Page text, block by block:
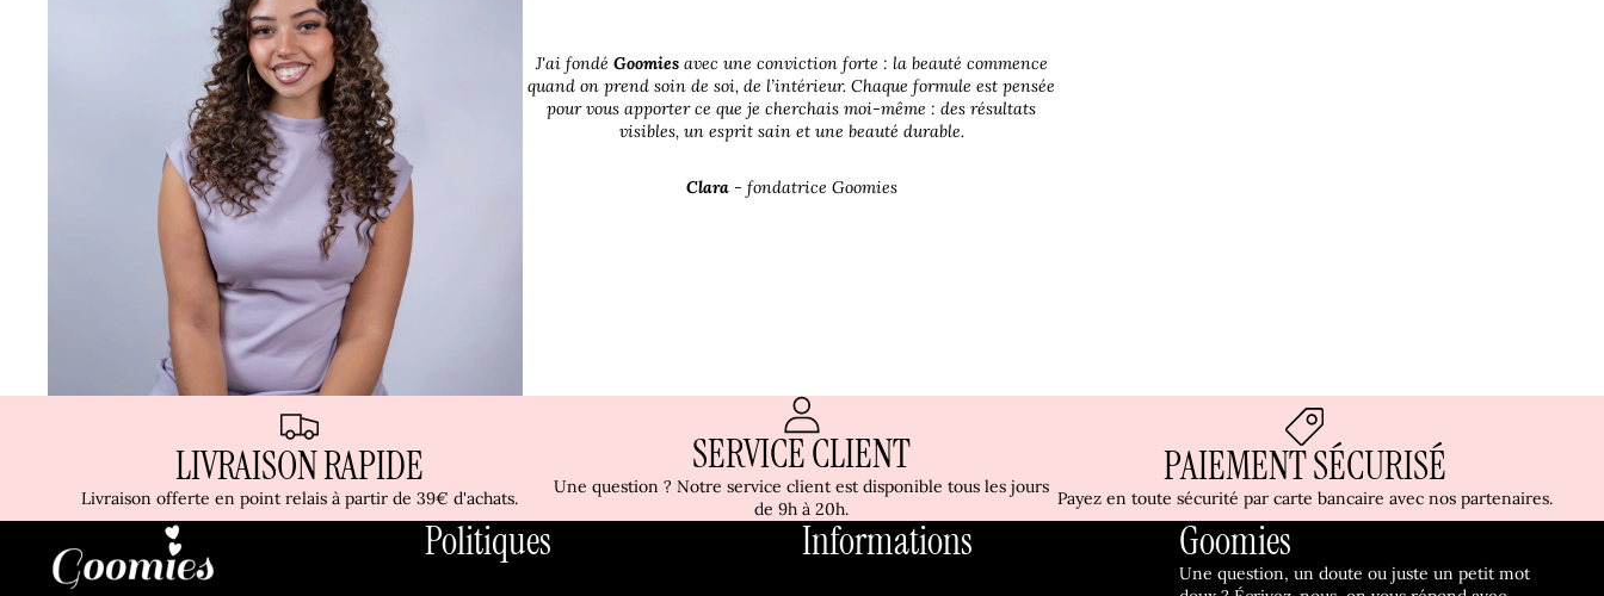
J'ai fondé Goomiesavec une conviction forte : la beauté commence
quand on prend soin de soi, de l’intérieur. Chaque formule est pensée
pour vous apporter ce que je cherchais moi-même : des résultats
visibles, un esprit sain et une beauté durable.
Clara- fondatrice Goomies
LIVRAISON RAPIDE
Livraison offerte en point relais à partir de 39€ d'achats.
SERVICE CLIENT
Une question ? Notre service client est disponible tous les jours
de 9h à 20h.
PAIEMENT SÉCURISÉ
Payez en toute sécurité par carte bancaire avec nos partenaires.
Politiques Informations Goomies
Une question, un doute ou juste un petit mot